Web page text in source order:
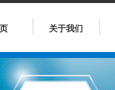
关于我们